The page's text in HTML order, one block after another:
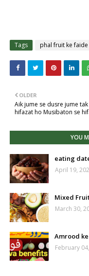
Tags phal fruit ke faide
OLDER
Aik jume se dusre jume tak
hifazat ho Musibaton se
YOU
eating
April 19,
Mixed
March 30,
Amrood
February